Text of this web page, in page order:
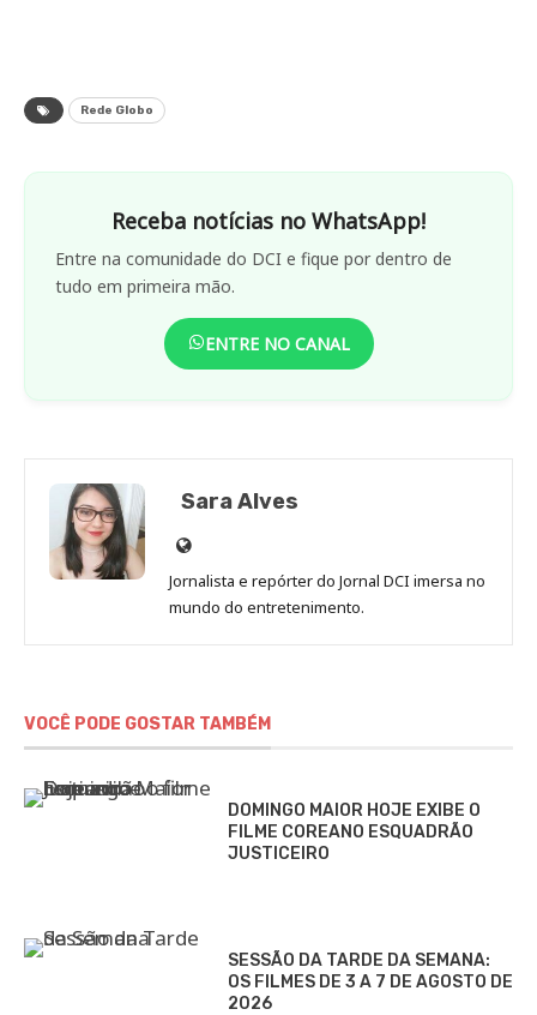
Rede Globo
Receba notícias no WhatsApp!
Entre na comunidade do DCI e fique por dentro de
tudo em primeira mão.
ENTRE NO CANAL
Sara Alves
Site
de
Sara
Jornalista e repórter do Jornal DCI imersa no
mundo do entretenimento.
VOCÊ PODE GOSTAR TAMBÉM
DOMINGO MAIOR HOJE EXIBE O
FILME COREANO ESQUADRÃO
JUSTICEIRO
SESSÃO DA TARDE DA SEMANA:
OS FILMES DE 3 A 7 DE AGOSTO DE
2026